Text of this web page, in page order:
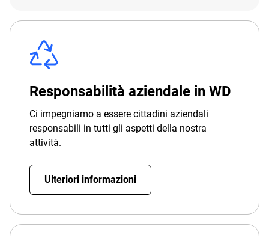
Responsabilità aziendale in WD
Ci impegniamo a essere cittadini aziendali
responsabili in tutti gli aspetti della nostra
attività.
Ulteriori informazioni